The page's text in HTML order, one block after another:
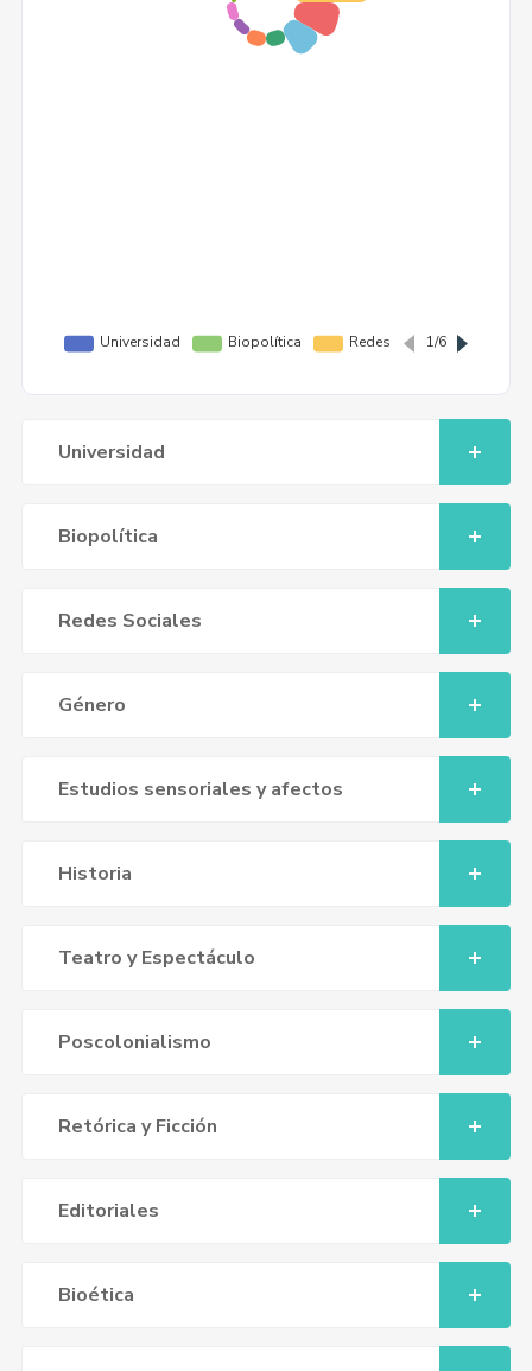
Universidad
Biopolítica
Redes Sociales
Género
Estudios sensoriales y afectos
Historia
Teatro y Espectáculo
Poscolonialismo
Retórica y Ficción
Editoriales
Bioética